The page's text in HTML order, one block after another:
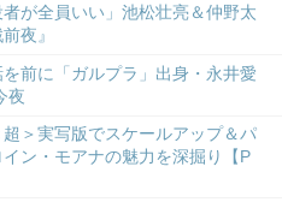
が全員いい」池松壮亮＆仲野太
夜』
を前に「ガルプラ」出身・永井愛
夜
超＞実写版でスケールアップ＆パ
ン・モアナの魅力を深掘り【P